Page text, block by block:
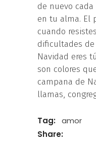
de nuevo
en tu alma. El
cuando
dificultades de
Navidad eres
son colores
campana de
llamas,
Tag:
amor
Share: